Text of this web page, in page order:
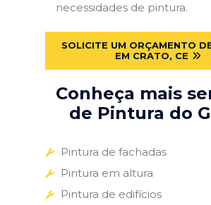
necessidades de pintura.
SOLICITE UM ORÇAMENTO
EM CRATO, CE
Conheça mais
de Pintura do
Pintura de fachadas
Pintura em altura
Pintura de edifícios